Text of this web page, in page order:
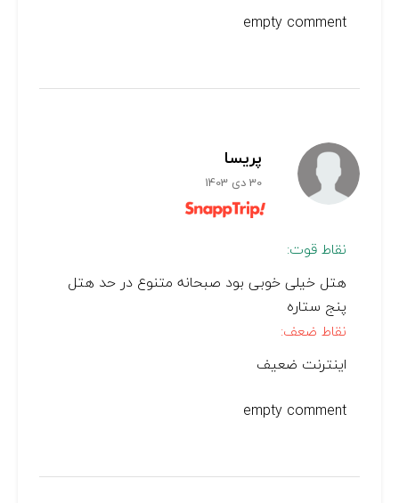
empty comment
پریسا
30 دی 1403
نقاط قوت:
هتل خیلی خوبی بود صبحانه متنوع در حد هتل
پنج ستاره
نقاط ضعف:
اینترنت ضعیف
empty comment